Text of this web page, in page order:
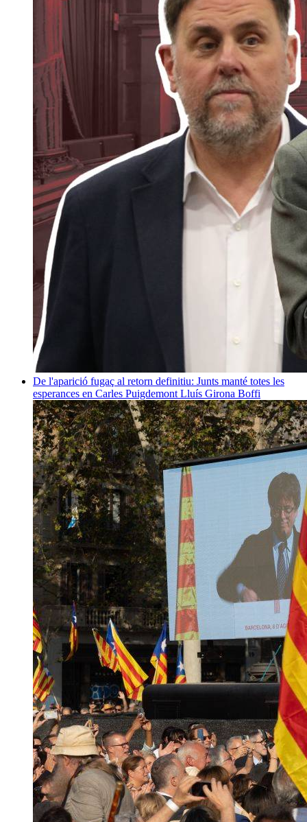
De l'aparició fugaç al retorn definitiu: Junts manté totes les
esperances en Carles Puigdemont Lluís Girona Boffi